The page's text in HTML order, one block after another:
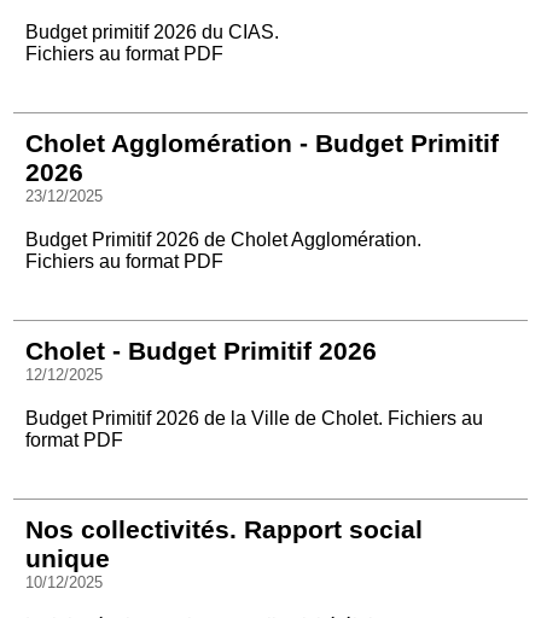
Budget primitif 2026 du CIAS.
Fichiers au format PDF
Cholet Agglomération - Budget Primitif
2026
23/12/2025
Budget Primitif 2026 de Cholet Agglomération.
Fichiers au format PDF
Cholet - Budget Primitif 2026
12/12/2025
Budget Primitif 2026 de la Ville de Cholet. Fichiers au
format PDF
Nos collectivités. Rapport social
unique
10/12/2025